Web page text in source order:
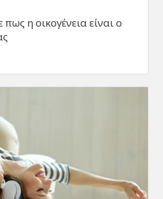
η οικογένεια είναι ο